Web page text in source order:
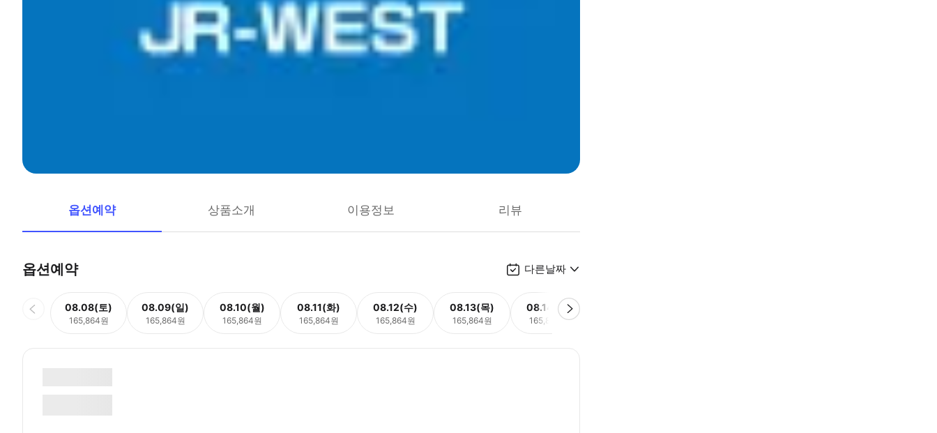
옵션예약 상품소개 이용정보 리뷰
옵션예약 다른날짜
08.08(토)
165,864원
08.09(일)
165,864원
08.10(월)
165,864원
08.11(화)
165,864원
08.12(수)
165,864원
08.13(목)
165,864원
08.14(금)
165,864원